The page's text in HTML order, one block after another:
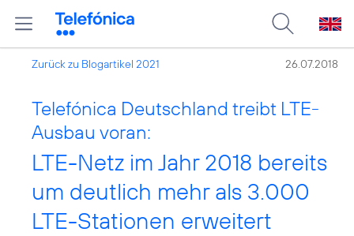
Zurück zu Blogartikel 2021 26.07.2018
Telefónica Deutschland treibt LTE-
Ausbau voran:
LTE-Netz im Jahr 2018 bereits
um deutlich mehr als 3.000
LTE-Stationen erweitert